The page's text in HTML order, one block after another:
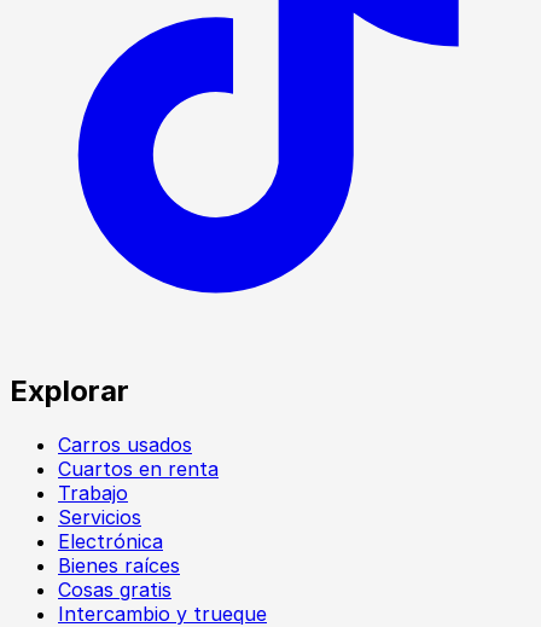
Explorar
Carros usados
Cuartos en renta
Trabajo
Servicios
Electrónica
Bienes raíces
Cosas gratis
Intercambio y trueque